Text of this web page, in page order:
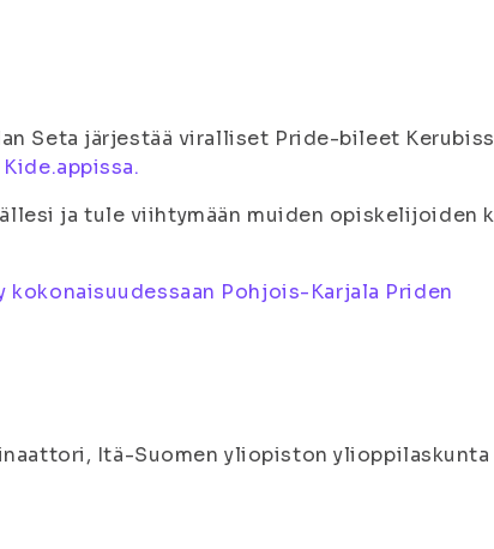
Seta järjestää viralliset Pride-bileet
ja tule viihtymään muiden opiskelijoiden
Pohjois-Karjala Priden
Itä-Suomen yliopiston ylioppilaskunta